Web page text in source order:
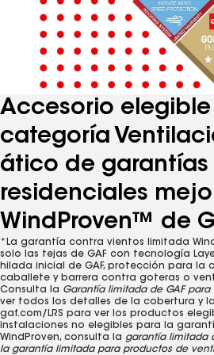
Para controlar tu respiradero eléctrico
inalámbrica desde tu smartphone o
aplicación Master Flow
App Store® o Google Play™ Store. Se
superior o iOS 13 o superior.
Accesorio
categoría
ático de garantías
residenciales
WindProven™ de
*La garantía contra vientos limitada
solo las tejas de GAF con tecnología
hilada inicial de GAF, protección para la
caballete y barrera contra goteras o
Consulta la Garantía limitada de GAF
ver todos los detalles de la cobertura y
gaf.com/LRS para ver los productos
instalaciones no elegibles para la
WindProven, consulta la garantía limitada
la garantía limitada para productos de